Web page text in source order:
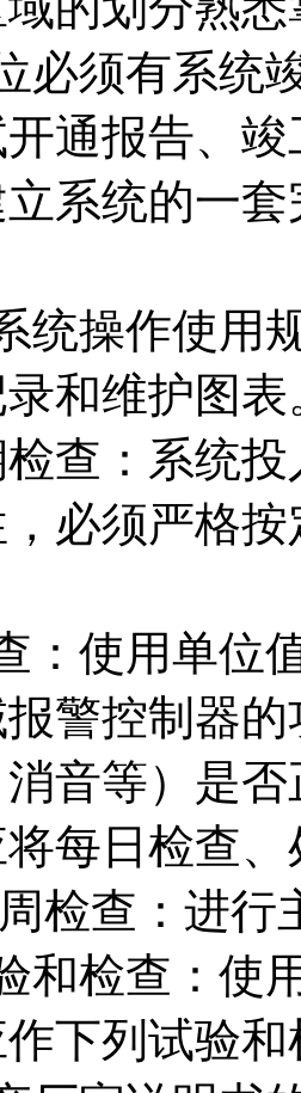
必须有系统
通报告、
系统的一
统操作使用
录和维护图
检查：系统
必须严格
：使用单位
警控制器
音等）是
每日检查
检查：进
和检查：使
下列试验